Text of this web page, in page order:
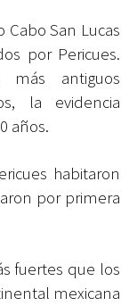
Cabo San Lucas
por Pericues.
antiguos
la evidencia
años.
habitaron
por primera
fuertes que los
mexicana